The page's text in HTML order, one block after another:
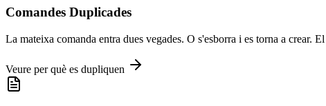
Comandes Duplicades
La mateixa comanda entra dues vegades. O s'esborra i es torna a crear.
Veure per què es dupliquen